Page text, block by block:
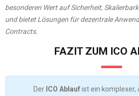
besonderen Wert auf Sicherheit,
und bietet Lösungen für dezentrale
Contracts.
FAZIT ZUM ICO
Der ICO Ablaufist ein komplexer,